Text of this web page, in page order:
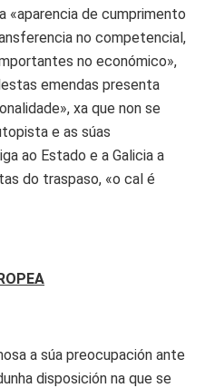
«aparencia de cumprimento
no competencial,
no económico»,
emendas presenta
xa que non se
e as súas
ao Estado e a Galicia a
do traspaso, «o cal é
a súa preocupación ante
disposición na que se